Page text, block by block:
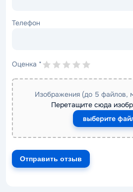
Телефон
Оценка *
Изображения (до 5 файлов,
Перетащите сюда
выберите